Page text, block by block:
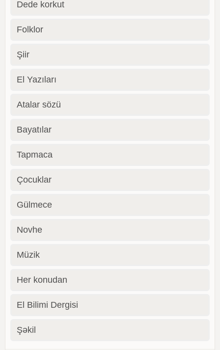
Dede korkut
Folklor
Şiir
El Yazıları
Atalar sözü
Bayatılar
Tapmaca
Çocuklar
Gülmece
Novhe
Müzik
Her konudan
El Bilimi Dergisi
Şəkil